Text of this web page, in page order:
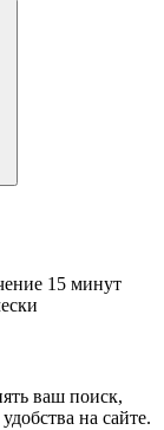
15 минут
ваш поиск,
на сайте.